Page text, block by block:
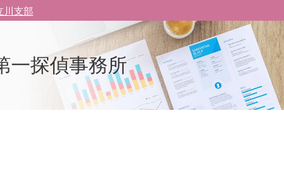
川支部
一探偵事務所